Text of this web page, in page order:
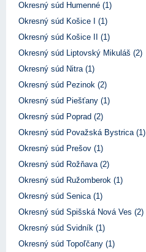
Okresný súd Humenné (1)
Okresný súd Košice I (1)
Okresný súd Košice II (1)
Okresný súd Liptovský Mikuláš (2)
Okresný súd Nitra (1)
Okresný súd Pezinok (2)
Okresný súd Piešťany (1)
Okresný súd Poprad (2)
Okresný súd Považská Bystrica (1)
Okresný súd Prešov (1)
Okresný súd Rožňava (2)
Okresný súd Ružomberok (1)
Okresný súd Senica (1)
Okresný súd Spišská Nová Ves (2)
Okresný súd Svidník (1)
Okresný súd Topoľčany (1)